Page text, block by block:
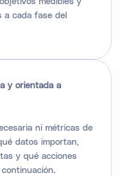
a cada fase del
y orientada a
ni métricas de
datos importan,
y qué acciones